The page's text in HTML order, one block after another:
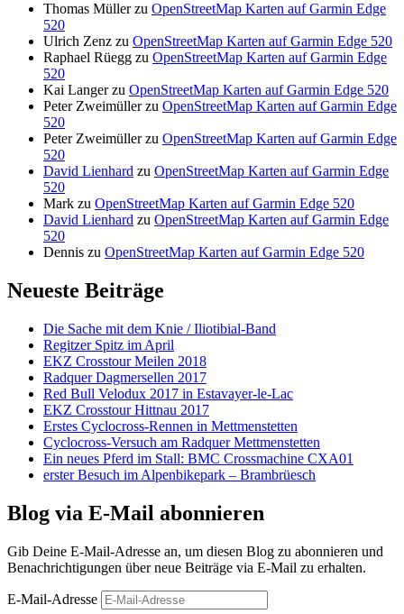
Thomas Müllerzu OpenStreetMap Karten auf Garmin Edge
520
Ulrich Zenz zu OpenStreetMap Karten auf Garmin Edge 520
Raphael Rüegg zu OpenStreetMap Karten auf Garmin Edge
520
Kai Langerzu OpenStreetMap Karten auf Garmin Edge 520
Peter Zweimüllerzu OpenStreetMap Karten auf Garmin Edge
520
Peter Zweimüllerzu OpenStreetMap Karten auf Garmin Edge
520
David Lienhard zu OpenStreetMap Karten auf Garmin Edge
520
Mark zu OpenStreetMap Karten auf Garmin Edge 520
David Lienhard zu OpenStreetMap Karten auf Garmin Edge
520
Dennis zu OpenStreetMap Karten auf Garmin Edge 520
Neueste Beiträge
Die Sache mit dem Knie / Iliotibial-Band
Regitzer Spitz im April
EKZ Crosstour Meilen 2018
Radquer Dagmersellen 2017
Red Bull Velodux 2017 in Estavayer-le-Lac
EKZ Crosstour Hittnau 2017
Erstes Cyclocross-Rennen in Mettmenstetten
Cyclocross-Versuch am Radquer Mettmenstetten
Ein neues Pferd im Stall: BMC Crossmachine CXA01
erster Besuch im Alpenbikepark – Brambrüesch
Blog via E-Mail abonnieren
Gib Deine E-Mail-Adresse an, um diesen Blog zu abonnieren und
Benachrichtigungen über neue Beiträge via E-Mail zu erhalten.
E-Mail-Adresse